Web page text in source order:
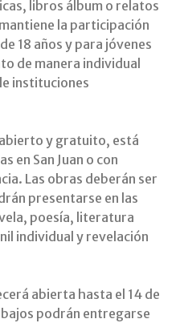
libros álbum o relatos
la participación
18 años y para jóvenes
de manera individual
instituciones
y gratuito, está
en San Juan o con
Las obras deberán ser
presentarse en las
poesía, literatura
individual y revelación
abierta hasta el 14 de
podrán entregarse